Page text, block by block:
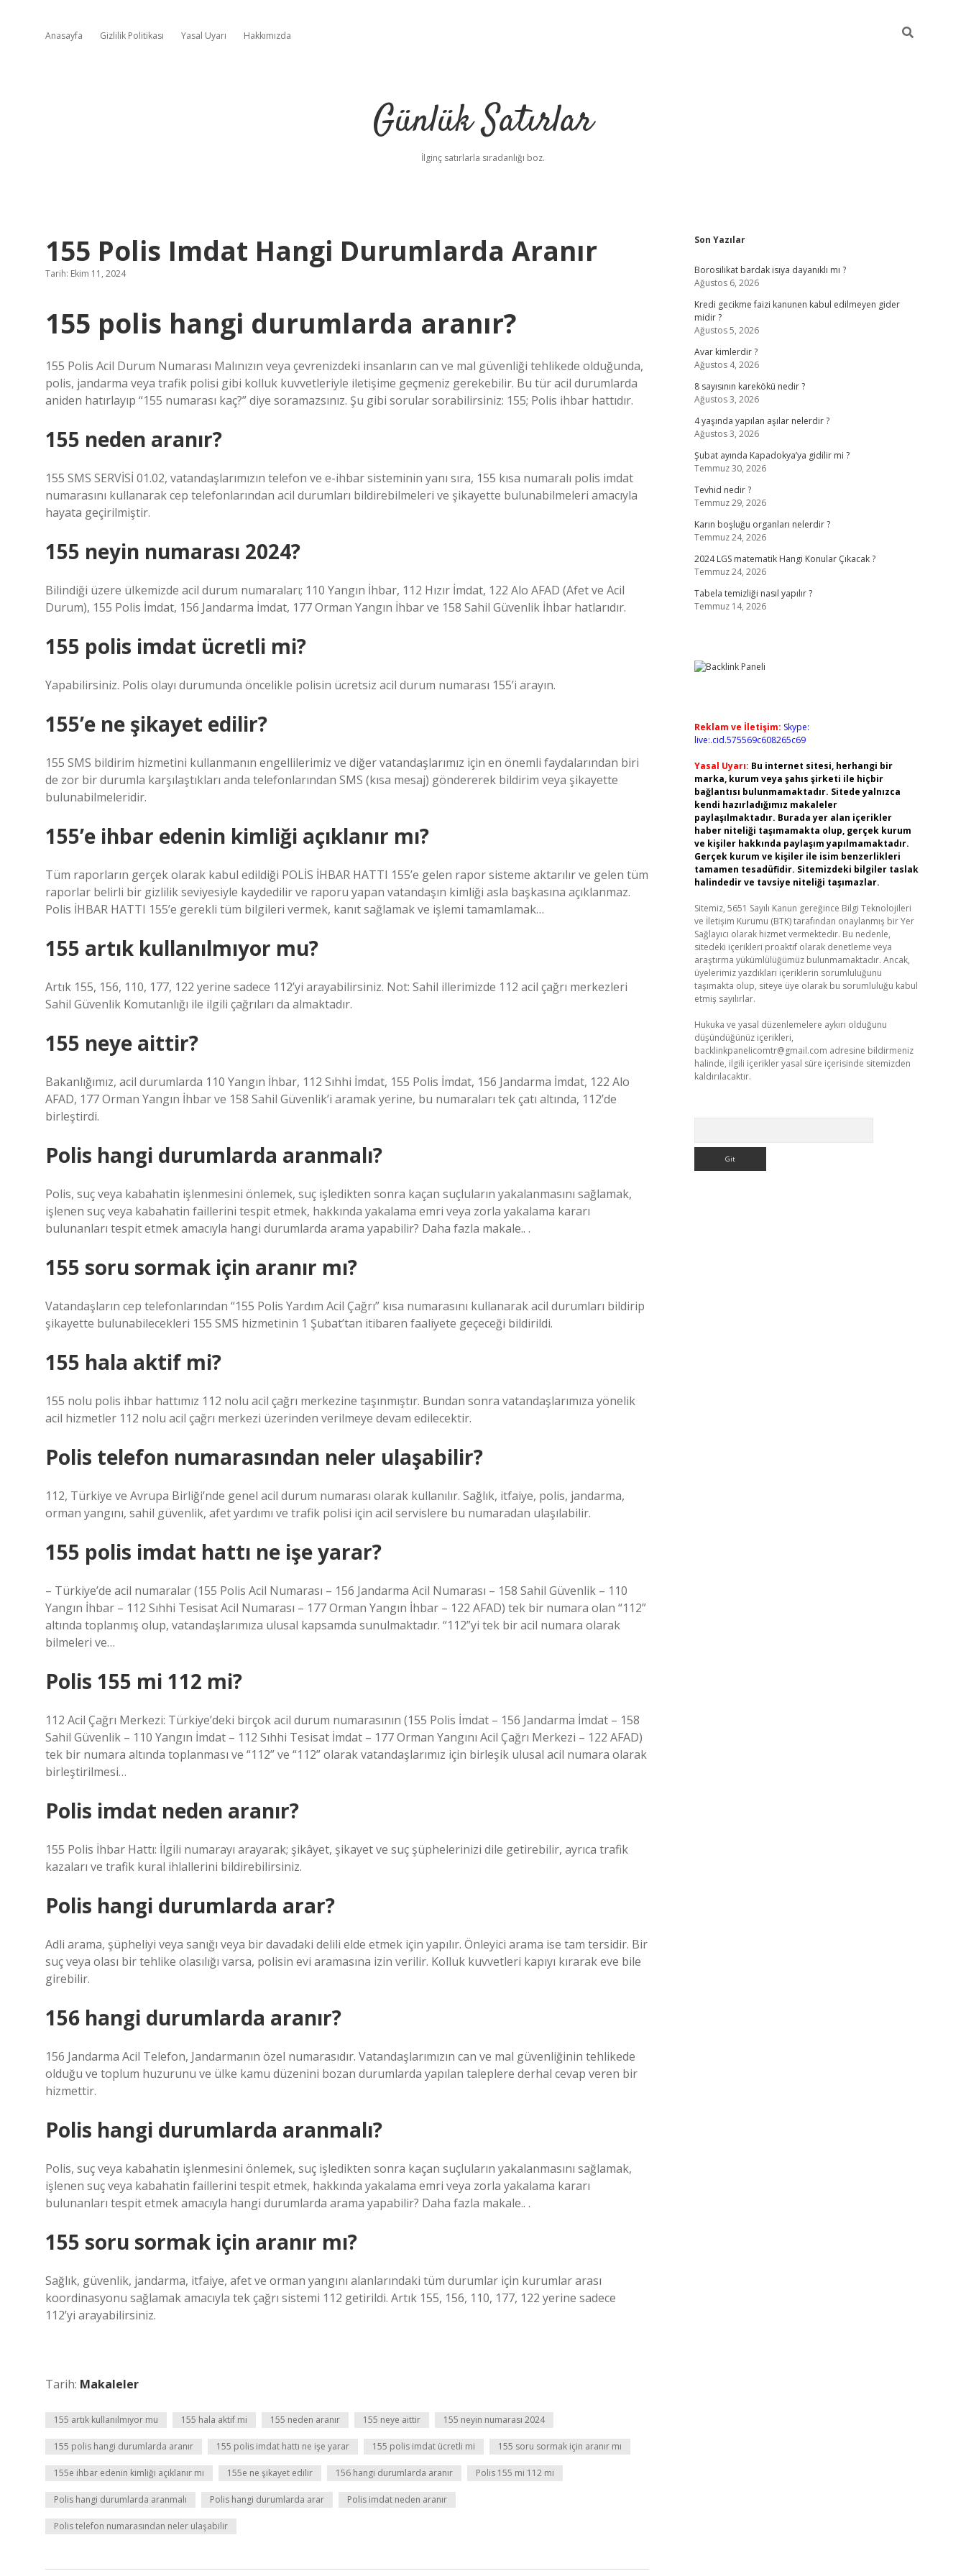
Anasayfa Gizlilik Politikası Yasal Uyarı Hakkımızda
Günlük Satırlar
İlginç satırlarla sıradanlığı boz.
155 Polis Imdat Hangi Durumlarda Aranır
Tarih: Ekim 11, 2024
155 polis hangi durumlarda aranır?
155 Polis Acil Durum Numarası Malınızın veya çevrenizdeki insanların can ve mal güvenliği tehlikede olduğunda,
polis, jandarma veya trafik polisi gibi kolluk kuvvetleriyle iletişime geçmeniz gerekebilir. Bu tür acil durumlarda
aniden hatırlayıp “155 numarası kaç?” diye soramazsınız. Şu gibi sorular sorabilirsiniz: 155; Polis ihbar hattıdır.
155 neden aranır?
155 SMS SERVİSİ 01.02, vatandaşlarımızın telefon ve e-ihbar sisteminin yanı sıra, 155 kısa numaralı polis imdat
numarasını kullanarak cep telefonlarından acil durumları bildirebilmeleri ve şikayette bulunabilmeleri amacıyla
hayata geçirilmiştir.
155 neyin numarası 2024?
Bilindiği üzere ülkemizde acil durum numaraları; 110 Yangın İhbar, 112 Hızır İmdat, 122 Alo AFAD (Afet ve Acil
Durum), 155 Polis İmdat, 156 Jandarma İmdat, 177 Orman Yangın İhbar ve 158 Sahil Güvenlik İhbar hatlarıdır.
155 polis imdat ücretli mi?
Yapabilirsiniz. Polis olayı durumunda öncelikle polisin ücretsiz acil durum numarası 155’i arayın.
155’e ne şikayet edilir?
155 SMS bildirim hizmetini kullanmanın engellilerimiz ve diğer vatandaşlarımız için en önemli faydalarından biri
de zor bir durumla karşılaştıkları anda telefonlarından SMS (kısa mesaj) göndererek bildirim veya şikayette
bulunabilmeleridir.
155’e ihbar edenin kimliği açıklanır mı?
Tüm raporların gerçek olarak kabul edildiği POLİS İHBAR HATTI 155’e gelen rapor sisteme aktarılır ve gelen tüm
raporlar belirli bir gizlilik seviyesiyle kaydedilir ve raporu yapan vatandaşın kimliği asla başkasına açıklanmaz.
Polis İHBAR HATTI 155’e gerekli tüm bilgileri vermek, kanıt sağlamak ve işlemi tamamlamak…
155 artık kullanılmıyor mu?
Artık 155, 156, 110, 177, 122 yerine sadece 112’yi arayabilirsiniz. Not: Sahil illerimizde 112 acil çağrı merkezleri
Sahil Güvenlik Komutanlığı ile ilgili çağrıları da almaktadır.
155 neye aittir?
Bakanlığımız, acil durumlarda 110 Yangın İhbar, 112 Sıhhi İmdat, 155 Polis İmdat, 156 Jandarma İmdat, 122 Alo
AFAD, 177 Orman Yangın İhbar ve 158 Sahil Güvenlik’i aramak yerine, bu numaraları tek çatı altında, 112’de
birleştirdi.
Polis hangi durumlarda aranmalı?
Polis, suç veya kabahatin işlenmesini önlemek, suç işledikten sonra kaçan suçluların yakalanmasını sağlamak,
işlenen suç veya kabahatin faillerini tespit etmek, hakkında yakalama emri veya zorla yakalama kararı
bulunanları tespit etmek amacıyla hangi durumlarda arama yapabilir? Daha fazla makale.. .
155 soru sormak için aranır mı?
Vatandaşların cep telefonlarından “155 Polis Yardım Acil Çağrı” kısa numarasını kullanarak acil durumları bildirip
şikayette bulunabilecekleri 155 SMS hizmetinin 1 Şubat’tan itibaren faaliyete geçeceği bildirildi.
155 hala aktif mi?
155 nolu polis ihbar hattımız 112 nolu acil çağrı merkezine taşınmıştır. Bundan sonra vatandaşlarımıza yönelik
acil hizmetler 112 nolu acil çağrı merkezi üzerinden verilmeye devam edilecektir.
Polis telefon numarasından neler ulaşabilir?
112, Türkiye ve Avrupa Birliği’nde genel acil durum numarası olarak kullanılır. Sağlık, itfaiye, polis, jandarma,
orman yangını, sahil güvenlik, afet yardımı ve trafik polisi için acil servislere bu numaradan ulaşılabilir.
155 polis imdat hattı ne işe yarar?
– Türkiye’de acil numaralar (155 Polis Acil Numarası – 156 Jandarma Acil Numarası – 158 Sahil Güvenlik – 110
Yangın İhbar – 112 Sıhhi Tesisat Acil Numarası – 177 Orman Yangın İhbar – 122 AFAD) tek bir numara olan “112”
altında toplanmış olup, vatandaşlarımıza ulusal kapsamda sunulmaktadır. “112”yi tek bir acil numara olarak
bilmeleri ve…
Polis 155 mi 112 mi?
112 Acil Çağrı Merkezi: Türkiye’deki birçok acil durum numarasının (155 Polis İmdat – 156 Jandarma İmdat – 158
Sahil Güvenlik – 110 Yangın İmdat – 112 Sıhhi Tesisat İmdat – 177 Orman Yangını Acil Çağrı Merkezi – 122 AFAD)
tek bir numara altında toplanması ve “112” ve “112” olarak vatandaşlarımız için birleşik ulusal acil numara olarak
birleştirilmesi…
Polis imdat neden aranır?
155 Polis İhbar Hattı: İlgili numarayı arayarak; şikâyet, şikayet ve suç şüphelerinizi dile getirebilir, ayrıca trafik
kazaları ve trafik kural ihlallerini bildirebilirsiniz.
Polis hangi durumlarda arar?
Adli arama, şüpheliyi veya sanığı veya bir davadaki delili elde etmek için yapılır. Önleyici arama ise tam tersidir. Bir
suç veya olası bir tehlike olasılığı varsa, polisin evi aramasına izin verilir. Kolluk kuvvetleri kapıyı kırarak eve bile
girebilir.
156 hangi durumlarda aranır?
156 Jandarma Acil Telefon, Jandarmanın özel numarasıdır. Vatandaşlarımızın can ve mal güvenliğinin tehlikede
olduğu ve toplum huzurunu ve ülke kamu düzenini bozan durumlarda yapılan taleplere derhal cevap veren bir
hizmettir.
Polis hangi durumlarda aranmalı?
Polis, suç veya kabahatin işlenmesini önlemek, suç işledikten sonra kaçan suçluların yakalanmasını sağlamak,
işlenen suç veya kabahatin faillerini tespit etmek, hakkında yakalama emri veya zorla yakalama kararı
bulunanları tespit etmek amacıyla hangi durumlarda arama yapabilir? Daha fazla makale.. .
155 soru sormak için aranır mı?
Sağlık, güvenlik, jandarma, itfaiye, afet ve orman yangını alanlarındaki tüm durumlar için kurumlar arası
koordinasyonu sağlamak amacıyla tek çağrı sistemi 112 getirildi. Artık 155, 156, 110, 177, 122 yerine sadece
112’yi arayabilirsiniz.
Tarih: Makaleler
155 artık kullanılmıyor mu 155 hala aktif mi 155 neden aranır 155 neye aittir 155 neyin numarası 2024
155 polis hangi durumlarda aranır 155 polis imdat hattı ne işe yarar 155 polis imdat ücretli mi 155 soru sormak için aranır mı
155e ihbar edenin kimliği açıklanır mı 155e ne şikayet edilir 156 hangi durumlarda aranır Polis 155 mi 112 mi
Polis hangi durumlarda aranmalı Polis hangi durumlarda arar Polis imdat neden aranır
Polis telefon numarasından neler ulaşabilir
Sidebar
Son Yazılar
Borosilikat bardak isıya dayanıklı mı ?
Ağustos 6, 2026
Kredi gecikme faizi kanunen kabul edilmeyen gider
midir ?
Ağustos 5, 2026
Avar kimlerdir ?
Ağustos 4, 2026
8 sayısının karekökü nedir ?
Ağustos 3, 2026
4 yaşında yapılan aşılar nelerdir ?
Ağustos 3, 2026
Şubat ayında Kapadokya’ya gidilir mi ?
Temmuz 30, 2026
Tevhid nedir ?
Temmuz 29, 2026
Karın boşluğu organları nelerdir ?
Temmuz 24, 2026
2024 LGS matematik Hangi Konular Çıkacak ?
Temmuz 24, 2026
Tabela temizliği nasıl yapılır ?
Temmuz 14, 2026
Reklam ve İletişim: Skype:
live:.cid.575569c608265c69
Yasal Uyarı: Bu internet sitesi, herhangi bir
marka, kurum veya şahıs şirketi ile hiçbir
bağlantısı bulunmamaktadır. Sitede yalnızca
kendi hazırladığımız makaleler
paylaşılmaktadır. Burada yer alan içerikler
haber niteliği taşımamakta olup, gerçek kurum
ve kişiler hakkında paylaşım yapılmamaktadır.
Gerçek kurum ve kişiler ile isim benzerlikleri
tamamen tesadüfidir. Sitemizdeki bilgiler taslak
halindedir ve tavsiye niteliği taşımazlar.
Sitemiz, 5651 Sayılı Kanun gereğince Bilgi Teknolojileri
ve İletişim Kurumu (BTK) tarafından onaylanmış bir Yer
Sağlayıcı olarak hizmet vermektedir. Bu nedenle,
sitedeki içerikleri proaktif olarak denetleme veya
araştırma yükümlülüğümüz bulunmamaktadır. Ancak,
üyelerimiz yazdıkları içeriklerin sorumluluğunu
taşımakta olup, siteye üye olarak bu sorumluluğu kabul
etmiş sayılırlar.
Hukuka ve yasal düzenlemelere aykırı olduğunu
düşündüğünüz içerikleri,
backlinkpanelicomtr@gmail.com adresine bildirmeniz
halinde, ilgili içerikler yasal süre içerisinde sitemizden
kaldırılacaktır.